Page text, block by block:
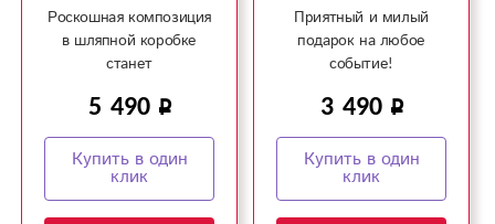
Роскошная композиция
в шляпной коробке
станет
подарком!
5 490
Купить в один
клик
Приятный и милый
подарок на любое
событие!
3 490
Купить в один
клик